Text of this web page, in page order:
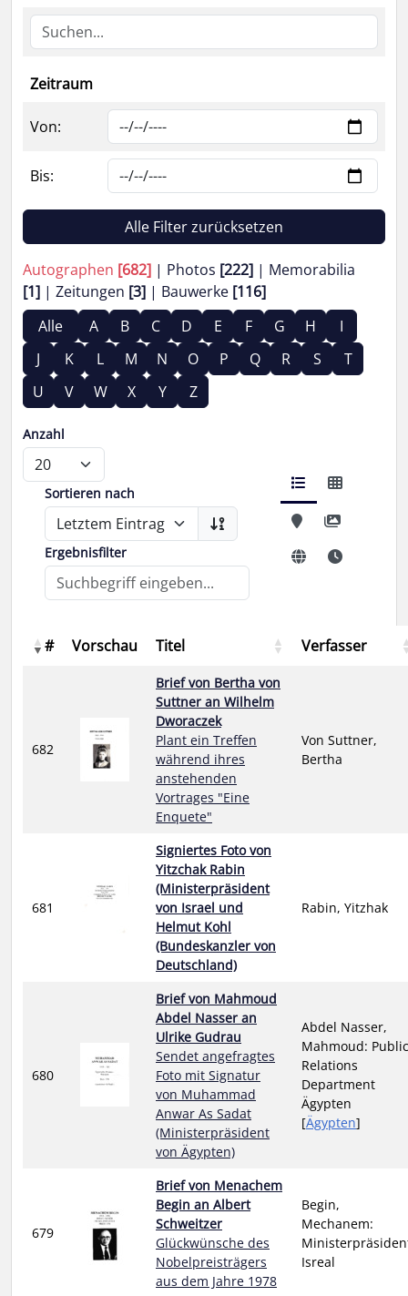
Zeitraum
Von:
Bis:
Alle Filter zurücksetzen
Autographen [682] Photos [222]
Memorabilia
[1]
Zeitungen [3] Bauwerke [116]
Alle
A B C D E F G H
I
J
K L M N O P Q R S
T
U
V W X Y Z
Anzahl
Sortieren nach
Ergebnisfilter
# Vorschau Titel Verfasser
682
Brief von Bertha von
Suttner an Wilhelm
Dworaczek
Plant ein Treffen
während ihres
anstehenden
Vortrages "Eine
Enquete"
Von Suttner,
Bertha
681
Signiertes Foto von
Yitzchak Rabin
(Ministerpräsident
von Israel und
Helmut Kohl
(Bundeskanzler von
Deutschland)
Rabin, Yitzhak
680
Brief von Mahmoud
Abdel Nasser an
Ulrike Gudrau
Sendet angefragtes
Foto mit Signatur
von Muhammad
Anwar As Sadat
(Ministerpräsident
von Ägypten)
Abdel Nasser,
Mahmoud: Public
Relations
Department
Ägypten
[Ägypten]
679
Brief von Menachem
Begin an Albert
Schweitzer
Glückwünsche des
Nobelpreisträgers
aus dem Jahre 1978
Begin,
Mechanem:
Isreal